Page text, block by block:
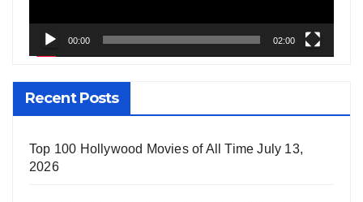
00:00 02:00
Recent Posts
Top 100 Hollywood Movies of All Time July 13,
2026